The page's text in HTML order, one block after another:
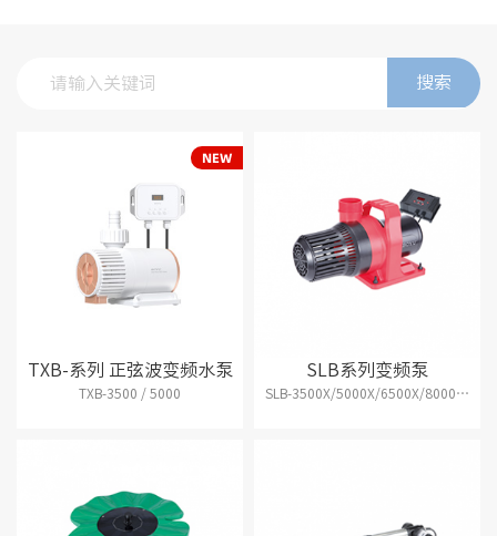
搜索
TXB-系列 正弦波变频水泵
TXB-3500 / 5000
SLB系列变频泵
SLB-3500X/5000X/6500X/8000X/10000X/12000X/15000X/18000X/20000X/25000X/30000X/35000X